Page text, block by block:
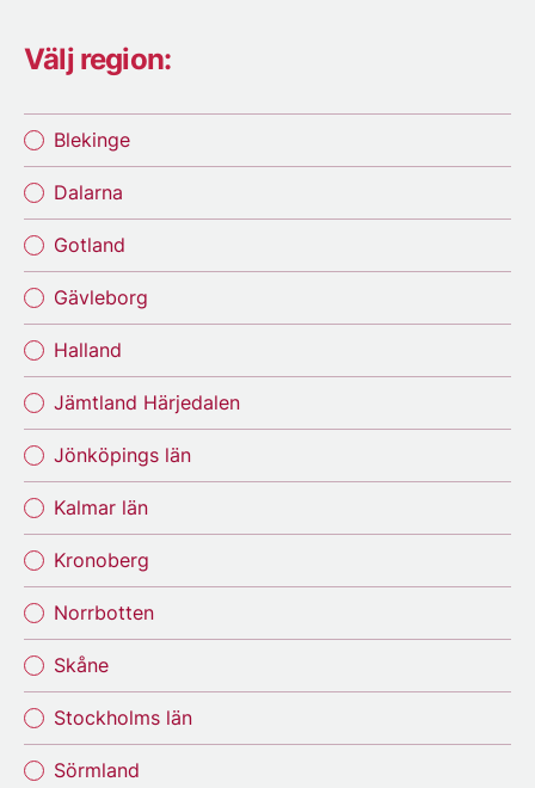
Välj region:
Blekinge
Dalarna
Gotland
Gävleborg
Halland
Jämtland Härjedalen
Jönköpings län
Kalmar län
Kronoberg
Norrbotten
Skåne
Stockholms län
Sörmland